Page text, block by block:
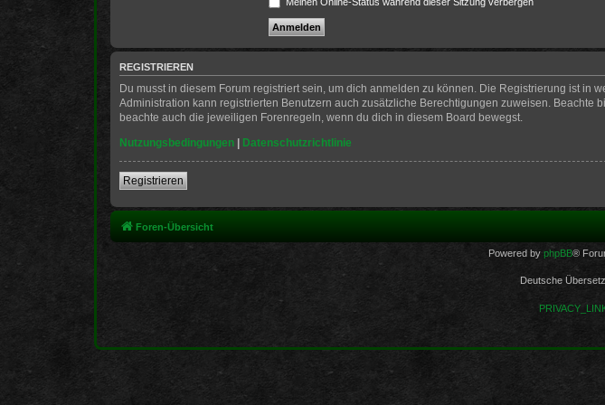
REGISTRIEREN
Du musst in diesem Forum registriert sein, um dich anmelden zu können. Die Registrierung ist
Administration kann registrierten Benutzern auch zusätzliche Berechtigungen zuweisen.
beachte auch die jeweiligen Forenregeln, wenn du dich in diesem Board bewegst.
Nutzungsbedingungen | Datenschutzrichtlinie
Registrieren
Foren-Übersicht
Powered by phpBB®
Deutsche